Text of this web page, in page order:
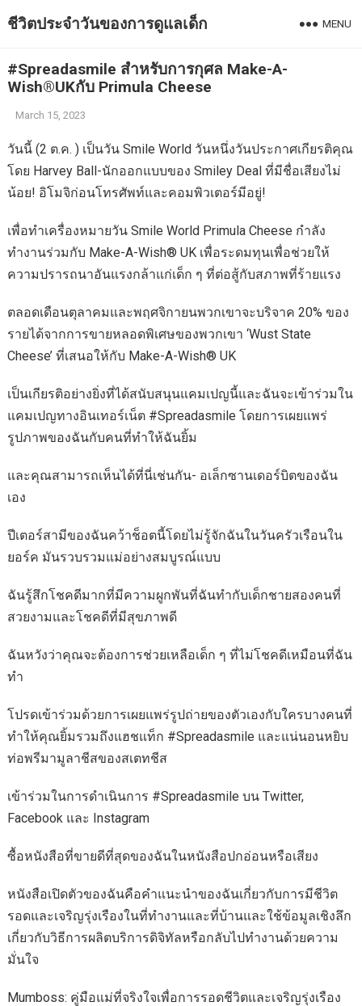
ชีวิตประจำวันของการดูแลเด็ก MENU
#Spreadasmile สำหรับการกุศล Make-A-
Wish®UKกับ Primula Cheese
March 15, 2023
วันนี้ (2 ต.ค. ) เป็นวัน Smile World วันหนึ่งวันประกาศเกียรติคุณ
โดย Harvey Ball-นักออกแบบของ Smiley Deal ที่มีชื่อเสียงไม่
น้อย! อิโมจิก่อนโทรศัพท์และคอมพิวเตอร์มีอยู่!
เพื่อทำเครื่องหมายวัน Smile World Primula Cheese กำลัง
ทำงานร่วมกับ Make-A-Wish® UK เพื่อระดมทุนเพื่อช่วยให้
ความปรารถนาอันแรงกล้าแก่เด็ก ๆ ที่ต่อสู้กับสภาพที่ร้ายแรง
ตลอดเดือนตุลาคมและพฤศจิกายนพวกเขาจะบริจาค 20% ของ
รายได้จากการขายหลอดพิเศษของพวกเขา ‘Wust State
Cheese’ ที่เสนอให้กับ Make-A-Wish® UK
เป็นเกียรติอย่างยิ่งที่ได้สนับสนุนแคมเปญนี้และฉันจะเข้าร่วมใน
แคมเปญทางอินเทอร์เน็ต #Spreadasmile โดยการเผยแพร่
รูปภาพของฉันกับคนที่ทำให้ฉันยิ้ม
และคุณสามารถเห็นได้ที่นี่เช่นกัน- อเล็กซานเดอร์บิตของฉัน
เอง
ปีเตอร์สามีของฉันคว้าช็อตนี้โดยไม่รู้จักฉันในวันครัวเรือนใน
ยอร์ค มันรวบรวมแม่อย่างสมบูรณ์แบบ
ฉันรู้สึกโชคดีมากที่มีความผูกพันที่ฉันทำกับเด็กชายสองคนที่
สวยงามและโชคดีที่มีสุขภาพดี
ฉันหวังว่าคุณจะต้องการช่วยเหลือเด็ก ๆ ที่ไม่โชคดีเหมือนที่ฉัน
ทำ
โปรดเข้าร่วมด้วยการเผยแพร่รูปถ่ายของตัวเองกับใครบางคนที่
ทำให้คุณยิ้มรวมถึงแฮชแท็ก #Spreadasmile และแน่นอนหยิบ
ท่อพรีมามูลาชีสของสเตทชีส
เข้าร่วมในการดำเนินการ #Spreadasmile บน Twitter,
Facebook และ Instagram
ซื้อหนังสือที่ขายดีที่สุดของฉันในหนังสือปกอ่อนหรือเสียง
หนังสือเปิดตัวของฉันคือคำแนะนำของฉันเกี่ยวกับการมีชีวิต
รอดและเจริญรุ่งเรืองในที่ทำงานและที่บ้านและใช้ข้อมูลเชิงลึก
เกี่ยวกับวิธีการผลิตบริการดิจิทัลหรือกลับไปทำงานด้วยความ
มั่นใจ
Mumboss: คู่มือแม่ที่จริงใจเพื่อการรอดชีวิตและเจริญรุ่งเรือง